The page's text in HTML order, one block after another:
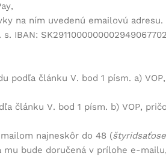
na ním uvedenú emailovú
IBAN:
článku V. bod 1 písm. a)
článku V. bod 1 písm. b) VOP,
najneskôr do 48 (
bude doručená v prílohe e-